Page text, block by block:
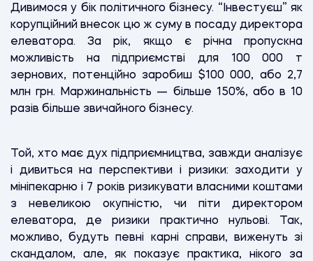
Дивимося у бік політичного бізнесу. “Інвестуєш” як
корупційний внесок цю ж суму в посаду директора
елеватора. За рік, якщо є річна пропускна
можливість на підприємстві для 100 000 т
зернових, потенційно заробиш $100 000, або 2,7
млн грн. Маржинальність — більше 150%, або в 10
разів більше звичайного бізнесу.
Той, хто має дух підприємництва, завжди аналізує
і дивиться на перспективи і ризики: заходити у
мініпекарню і 7 років ризикувати власними коштами
з невеликою окупністю, чи піти директором
елеватора, де ризики практично нульові. Так,
можливо, будуть певні карні справи, виженуть зі
скандалом, але, як показує практика, нікого за